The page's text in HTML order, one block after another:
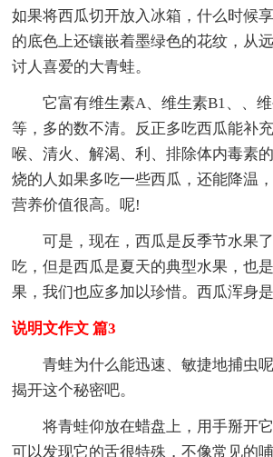
如果将西瓜切开放入冰箱，什么时候
的底色上还镶嵌着墨绿色的花纹，从
讨人喜爱的大青蛙。
它富有维生素A、维生素B1、、
等，多的数不清。反正多吃西瓜能补
喉、清火、解渴、利、排除体内毒素
烧的人如果多吃一些西瓜，还能降温
营养价值很高。呢!
可是，现在，西瓜是反季节水果
吃，但是西瓜是夏天的典型水果，也
果，我们也应多加以珍惜。西瓜浑身是
说明文作文 篇3
青蛙为什么能迅速、敏捷地捕虫
揭开这个秘密吧。
将青蛙仰放在蜡盘上，用手掰开
可以发现它的舌很特殊，不像常见的